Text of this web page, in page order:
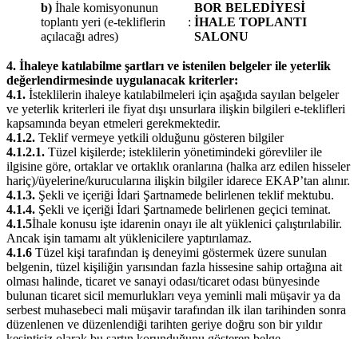
b) İhale komisyonunun
toplantı yeri (e-tekliflerin
açılacağı adres)
:
BOR BELEDİYESİ
İHALE TOPLANTI
SALONU
4. İhaleye katılabilme şartları ve istenilen belgeler ile yeterlik
değerlendirmesinde uygulanacak kriterler:
4.1. İsteklilerin ihaleye katılabilmeleri için aşağıda sayılan belgeler
ve yeterlik kriterleri ile fiyat dışı unsurlara ilişkin bilgileri e-teklifleri
kapsamında beyan etmeleri gerekmektedir.
4.1.2. Teklif vermeye yetkili olduğunu gösteren bilgiler
4.1.2.1. Tüzel kişilerde; isteklilerin yönetimindeki görevliler ile
ilgisine göre, ortaklar ve ortaklık oranlarına (halka arz edilen hisseler
hariç)/üyelerine/kurucularına ilişkin bilgiler idarece EKAP’tan alınır.
4.1.3. Şekli ve içeriği İdari Şartnamede belirlenen teklif mektubu.
4.1.4. Şekli ve içeriği İdari Şartnamede belirlenen geçici teminat.
4.1.5İhale konusu işte idarenin onayı ile alt yüklenici çalıştırılabilir.
Ancak işin tamamı alt yüklenicilere yaptırılamaz.
4.1.6 Tüzel kişi tarafından iş deneyimi göstermek üzere sunulan
belgenin, tüzel kişiliğin yarısından fazla hissesine sahip ortağına ait
olması halinde, ticaret ve sanayi odası/ticaret odası bünyesinde
bulunan ticaret sicil memurlukları veya yeminli mali müşavir ya da
serbest muhasebeci mali müşavir tarafından ilk ilan tarihinden sonra
düzenlenen ve düzenlendiği tarihten geriye doğru son bir yıldır